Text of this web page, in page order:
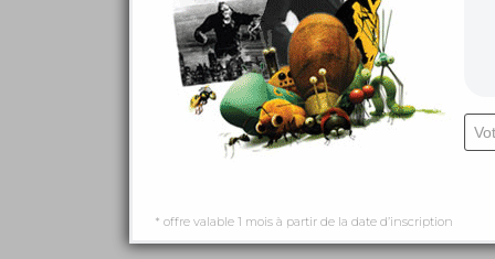
* offre valable 1 mois à partir de la date d’inscription